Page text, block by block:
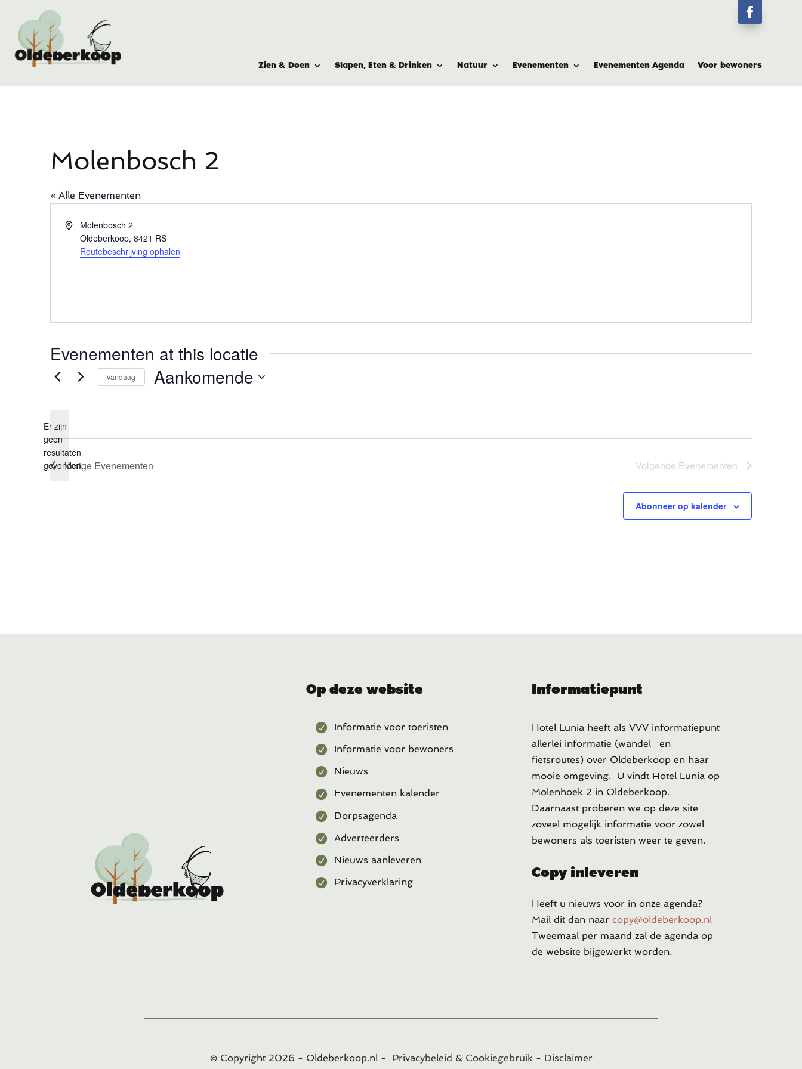
Zien & Doen Slapen, Eten & Drinken Natuur Evenementen Evenementen Agenda Voor bewoners
Molenbosch 2
« Alle Evenementen
AdresMolenbosch 2
Oldeberkoop, 8421 RS
Routebeschrijving ophalen
Evenementen at this locatie
Bericht
Er zijn
geen
resultaten
gevonden.
Vandaag Aankomende
Vorige Evenementen Volgende Evenementen
Abonneer op kalender
Op deze website
Informatie voor toeristen
Informatie voor bewoners
Nieuws
Evenementen kalender
Dorpsagenda
Adverteerders
Nieuws aanleveren
Privacyverklaring
Informatiepunt
Hotel Lunia heeft als VVV informatiepunt
allerlei informatie (wandel- en
fietsroutes) over Oldeberkoop en haar
mooie omgeving. U vindt Hotel Lunia op
Molenhoek 2 in Oldeberkoop.
Daarnaast proberen we op deze site
zoveel mogelijk informatie voor zowel
bewoners als toeristen weer te geven.
Copy inleveren
Heeft u nieuws voor in onze agenda?
Mail dit dan naar copy@oldeberkoop.nl
Tweemaal per maand zal de agenda op
de website bijgewerkt worden.
© Copyright 2026 - Oldeberkoop.nl - Privacybeleid & Cookiegebruik - Disclaimer